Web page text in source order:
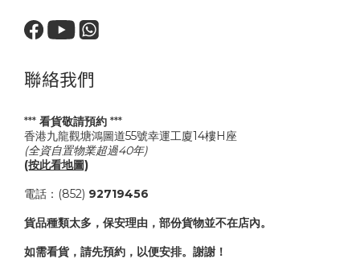
聯絡我們
*** 看貨敬請預約 ***
香港九龍觀塘鴻圖道55號幸運工廈14樓H座
(全資自置物業超過40年)
(按此看地圖)
電話：(852) 92719456
貨品種類太多，保安理由，部份貨物並不在店內。
如需看貨，請先預約，以便安排。謝謝！